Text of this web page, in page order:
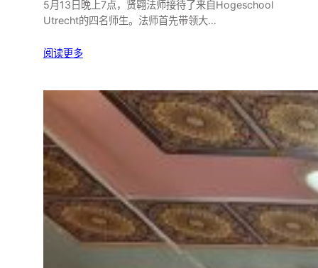
5月13日晚上7点，贤翱法师接待了来自Hogeschool
Utrecht的四名师生。法师首先带领大…
阅读更多